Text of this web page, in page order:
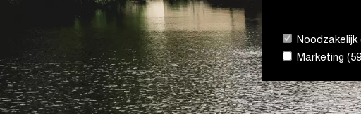
Noodzakelijk
Marketing